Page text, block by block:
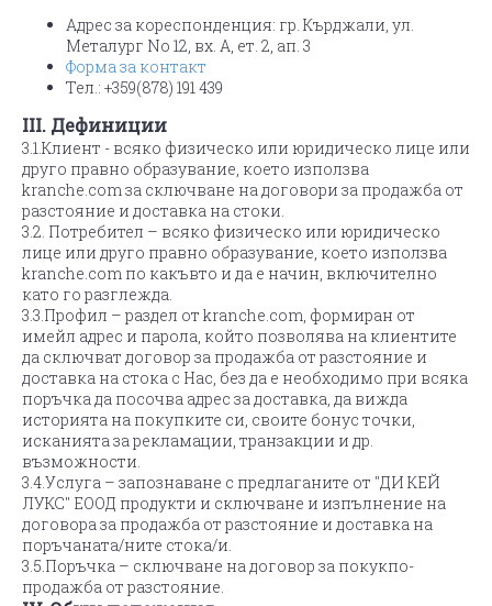
Адрес за кореспонденция: гр. Кърджали, ул.
Металург No 12, вх. А, ет. 2, ап. 3
Форма за контакт
Тел.: +359(878) 191 439
III. Дефиниции
3.1.Клиент - всяко физическо или юридическо лице или
друго правно образувание, което използва
kranche.com за сключване на договори за продажба от
разстояние и доставка на стоки.
3.2. Потребител – всяко физическо или юридическо
лице или друго правно образувание, което използва
kranche.com по какъвто и да е начин, включително
като го разглежда.
3.3.Профил – раздел от kranche.com, формиран от
имейл адрес и парола, който позволява на клиентите
да сключват договор за продажба от разстояние и
доставка на стока с Нас, без да е необходимо при всяка
поръчка да посочва адрес за доставка, да вижда
историята на покупките си, своите бонус точки,
исканията за рекламации, транзакции и др.
възможности.
3.4.Услуга – запознаване с предлаганите от "ДИ КЕЙ
ЛУКС" ЕООД продукти и сключване и изпълнение на
договора за продажба от разстояние и доставка на
поръчаната/ните стока/и.
3.5.Поръчка – сключване на договор за покукпо-
продажба от разстояние.